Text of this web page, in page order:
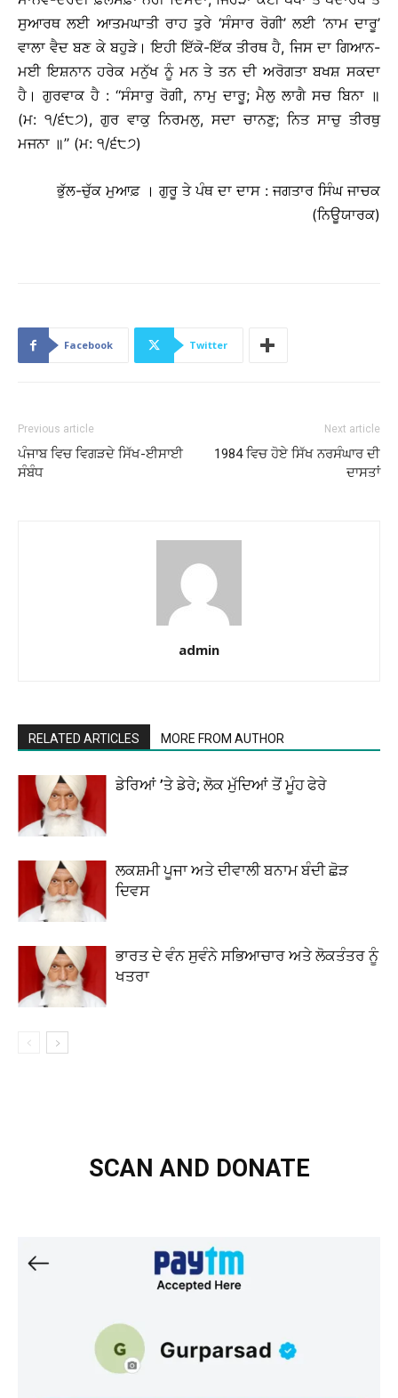
ਸੁਆਰਥ ਲਈ ਆਤਮਘਾਤੀ ਰਾਹ ਤੁਰੇ ‘ਸੰਸਾਰ ਰੋਗੀ’ ਲਈ ‘ਨਾਮ ਦਾਰੂ’
ਵਾਲਾ ਵੈਦ ਬਣ ਕੇ ਬਹੁੜੇ। ਇਹੀ ਇੱਕੋ-ਇੱਕ ਤੀਰਥ ਹੈ, ਜਿਸ ਦਾ ਗਿਆਨ-
ਮਈ ਇਸ਼ਨਾਨ ਹਰੇਕ ਮਨੁੱਖ ਨੂੰ ਮਨ ਤੇ ਤਨ ਦੀ ਅਰੋਗਤਾ ਬਖਸ਼ ਸਕਦਾ
ਹੈ। ਗੁਰਵਾਕ ਹੈ : ‘‘ਸੰਸਾਰੁ ਰੋਗੀ, ਨਾਮੁ ਦਾਰੂ; ਮੈਲੁ ਲਾਗੈ ਸਚ ਬਿਨਾ ॥
(ਮ: ੧/੬੮੭), ਗੁਰ ਵਾਕੁ ਨਿਰਮਲੁ, ਸਦਾ ਚਾਨਣੁ; ਨਿਤ ਸਾਚੁ ਤੀਰਥੁ
ਮਜਨਾ ॥’’ (ਮ: ੧/੬੮੭)
ਭੁੱਲ-ਚੁੱਕ ਮੁਆਫ਼ । ਗੁਰੂ ਤੇ ਪੰਥ ਦਾ ਦਾਸ : ਜਗਤਾਰ ਸਿੰਘ ਜਾਚਕ
(ਨਿਊਯਾਰਕ)
Facebook Twitter
Previous article
ਪੰਜਾਬ ਵਿਚ ਵਿਗੜਦੇ ਸਿੱਖ-ਈਸਾਈ
ਸੰਬੰਧ
Next article
1984 ਵਿਚ ਹੋਏ ਸਿੱਖ ਨਰਸੰਘਾਰ ਦੀ
ਦਾਸਤਾਂ
admin
RELATED ARTICLES MORE FROM AUTHOR
ਡੇਰਿਆਂ ’ਤੇ ਡੇਰੇ; ਲੋਕ ਮੁੱਦਿਆਂ ਤੋਂ ਮੂੰਹ ਫੇਰੇ
ਲਕਸ਼ਮੀ ਪੂਜਾ ਅਤੇ ਦੀਵਾਲੀ ਬਨਾਮ ਬੰਦੀ ਛੋੜ
ਦਿਵਸ
ਭਾਰਤ ਦੇ ਵੰਨ ਸੁਵੰਨੇ ਸਭਿਆਚਾਰ ਅਤੇ ਲੋਕਤੰਤਰ ਨੂੰ
ਖਤਰਾ
SCAN AND DONATE